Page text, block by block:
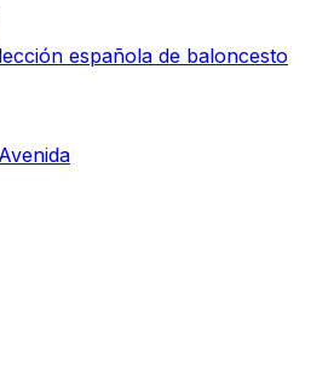
española de baloncesto